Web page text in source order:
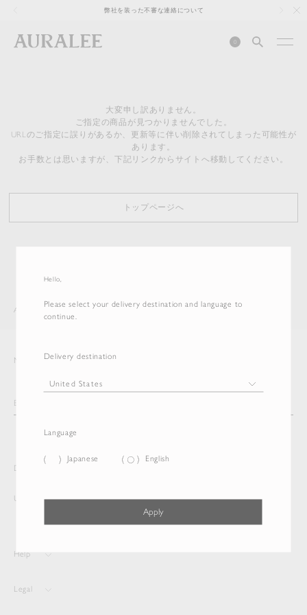
Hello,
Please select your delivery destination and language to
continue.
Delivery destination
Language
Japanese English
Apply
弊社を装った不審な連絡について
0
大変申し訳ありません。
ご指定の商品が見つかりませんでした。
URLのご指定に誤りがあるか、更新等に伴い削除されてしまった可能性が
あります。
お手数とは思いますが、下記リンクからサイトへ移動してください。
トップページへ
AURALEE ITEM
Newsletter
Delivery destination and Language
United States Japanese
Help
Legal